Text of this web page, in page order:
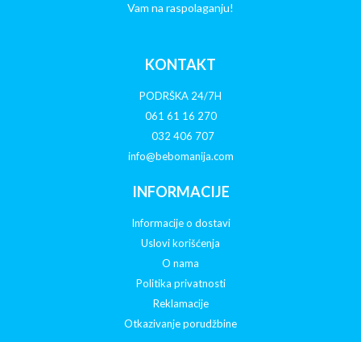
Vam na raspolaganju!
KONTAKT
PODRŠKA 24/7H
061 61 16 270
032 406 707
info@bebomanija.com
INFORMACIJE
Informacije o dostavi
Uslovi korišćenja
O nama
Politika privatnosti
Reklamacije
Otkazivanje porudžbine